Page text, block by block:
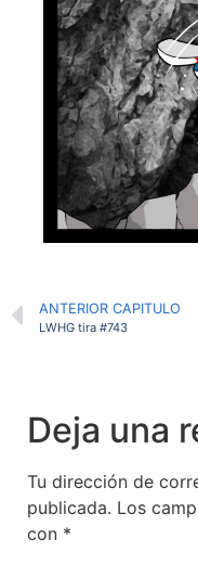
ANTERIOR CAPITULO
LWHG tira #743
Deja una
Tu dirección de
publicada. Los
con *